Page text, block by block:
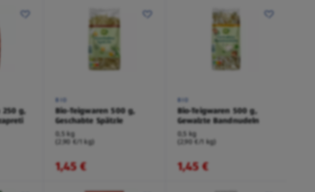
250 g,
BIO
Bio-Teigwaren 500 g,
Geschabte Spätzle
0,5 kg
(2,90 €/1 kg)
1,45 €
BIO
Bio-Teigwaren 500 g,
Gewalzte Bandnudeln
0,5 kg
(2,90 €/1 kg)
1,45 €